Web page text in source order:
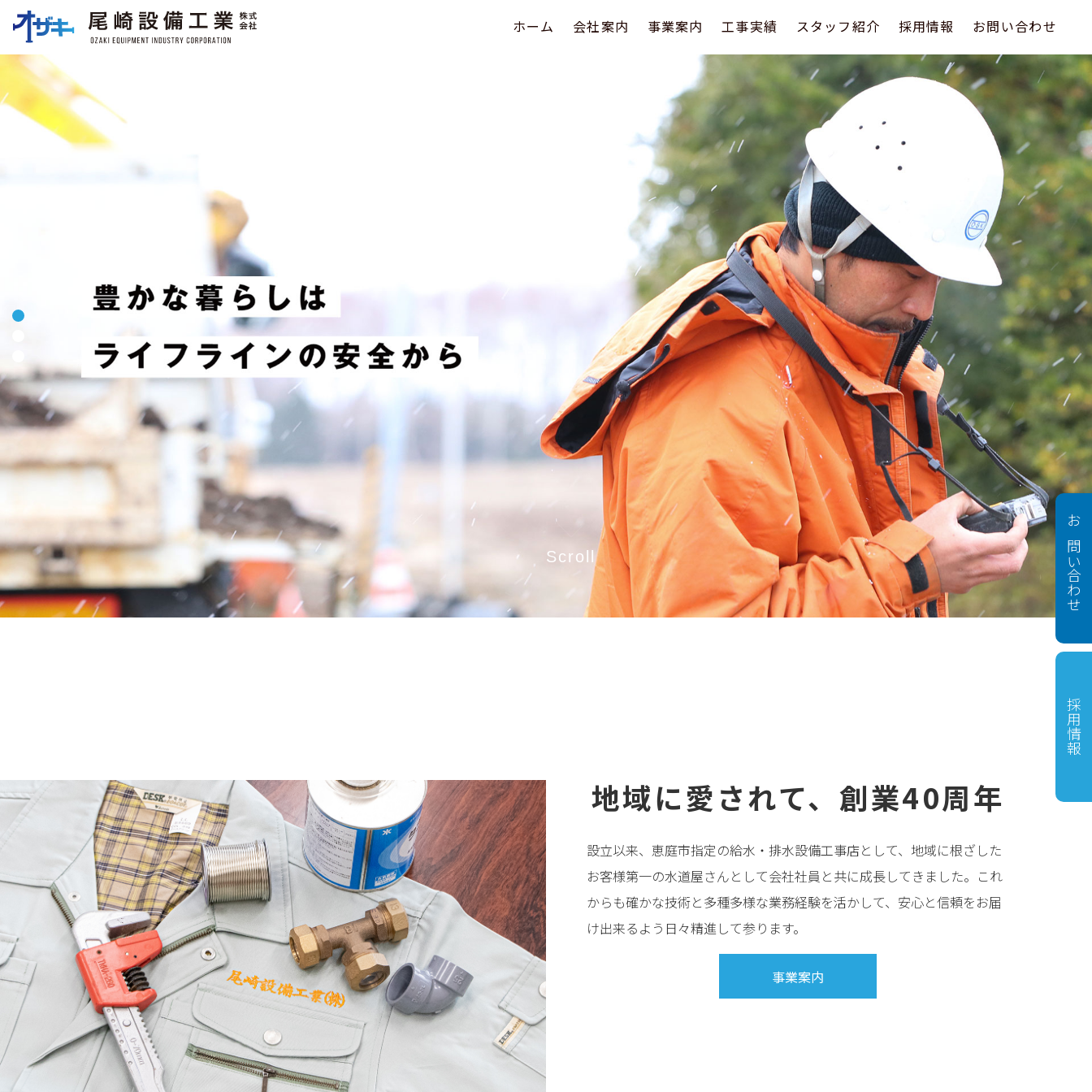
ホーム 会社案内 事業案内 工事実績 スタッフ紹介 採用情報 お問い合わせ
Scroll
地域に愛されて、創業40周年
設立以来、恵庭市指定の給水・排水設備工事店として、地域に根ざした
お客様第一の水道屋さんとして会社社員と共に成長してきました。これ
からも確かな技術と多種多様な業務経験を活かして、安心と信頼をお届
け出来るよう日々精進して参ります。
事業案内
お問い合わせ
採用情報